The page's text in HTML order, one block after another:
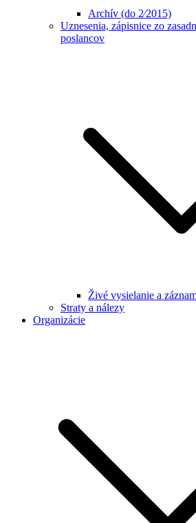
Archív (do 2⁄2015)
Uznesenia, zápisnice zo
poslancov
Živé vysielanie a
Straty a nálezy
Organizácie